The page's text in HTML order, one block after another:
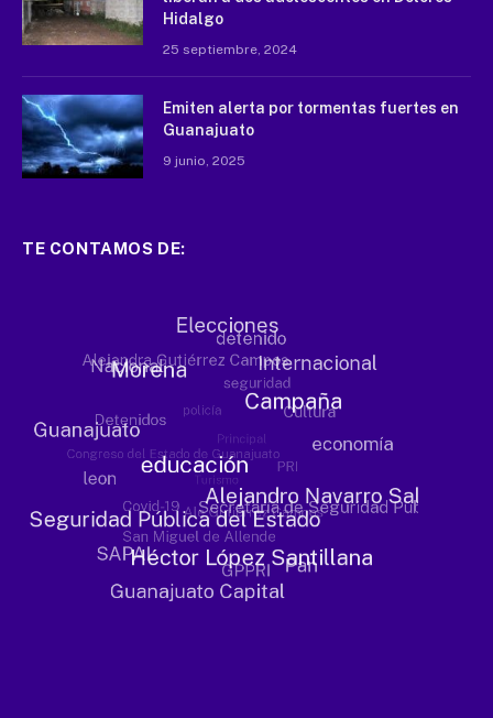
Hidalgo
25 septiembre, 2024
Emiten alerta por tormentas fuertes en
Guanajuato
9 junio, 2025
TE CONTAMOS DE: